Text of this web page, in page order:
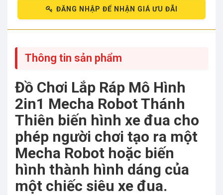
ĐĂNG NHẬP ĐỂ NHẬN GIÁ ƯU ĐÃI
Thông tin sản phẩm
Đồ Chơi Lắp Ráp Mô Hình
2in1 Mecha Robot Thánh
Thiên biến hình xe đua cho
phép người chơi tạo ra một
Mecha Robot hoặc biến
hình thành hình dáng của
một chiếc siêu xe đua.